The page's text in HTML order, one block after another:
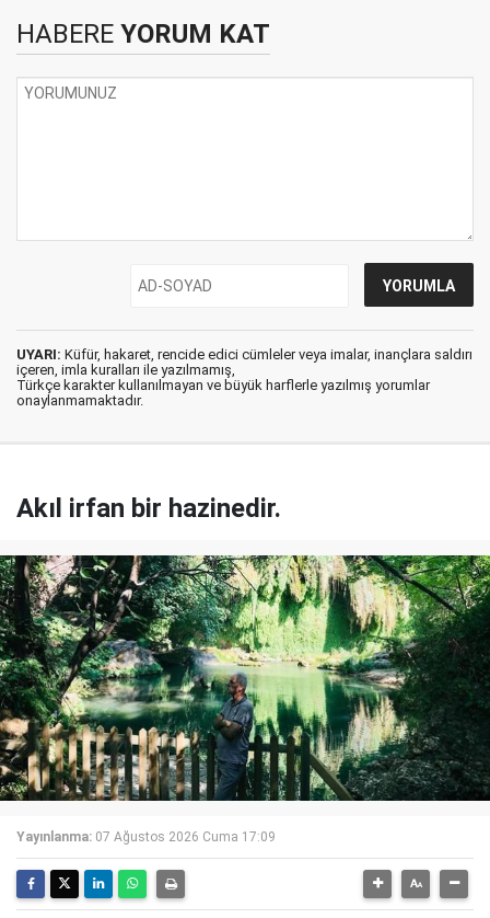
HABERE YORUM KAT
UYARI: Küfür, hakaret, rencide edici cümleler veya imalar, inançlara saldırı
içeren, imla kuralları ile yazılmamış,
Türkçe karakter kullanılmayan ve büyük harflerle yazılmış yorumlar
onaylanmamaktadır.
Akıl irfan bir hazinedir.
Yayınlanma: 07 Ağustos 2026 Cuma 17:09